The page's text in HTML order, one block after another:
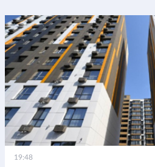
19:48